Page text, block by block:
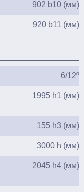
902 b10 (мм)
920 b11 (мм)
6/12º
1995 h1 (мм)
155 h3 (мм)
3000 h (мм)
2045 h4 (мм)